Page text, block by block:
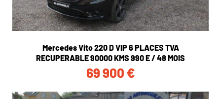
Mercedes Vito 220 D VIP 6 PLACES TVA
RECUPERABLE 90000 KMS 990 E / 48 MOIS
69 900 €